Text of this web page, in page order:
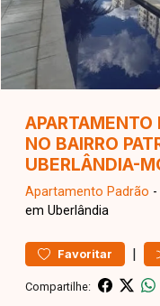
APARTAMENTO
NO BAIRRO
UBERLÂNDIA-
Apartamento Padrão -
em Uberlândia
Favoritar |
Compartilhe: